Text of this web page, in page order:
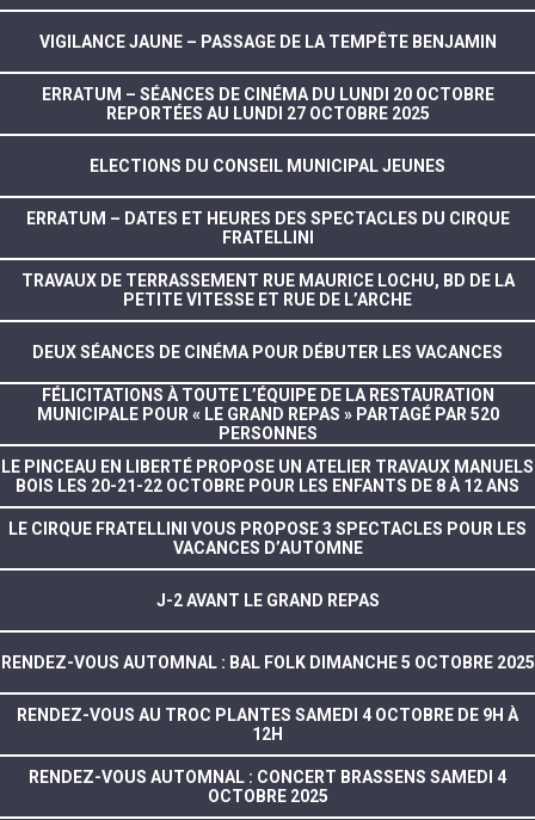
VIGILANCE JAUNE – PASSAGE DE LA TEMPÊTE BENJAMIN
ERRATUM – SÉANCES DE CINÉMA DU LUNDI 20 OCTOBRE
REPORTÉES AU LUNDI 27 OCTOBRE 2025
ELECTIONS DU CONSEIL MUNICIPAL JEUNES
ERRATUM – DATES ET HEURES DES SPECTACLES DU CIRQUE
FRATELLINI
TRAVAUX DE TERRASSEMENT RUE MAURICE LOCHU, BD DE LA
PETITE VITESSE ET RUE DE L’ARCHE
DEUX SÉANCES DE CINÉMA POUR DÉBUTER LES VACANCES
FÉLICITATIONS À TOUTE L’ÉQUIPE DE LA RESTAURATION
MUNICIPALE POUR « LE GRAND REPAS » PARTAGÉ PAR 520
PERSONNES
LE PINCEAU EN LIBERTÉ PROPOSE UN ATELIER TRAVAUX MANUELS
BOIS LES 20-21-22 OCTOBRE POUR LES ENFANTS DE 8 À 12 ANS
LE CIRQUE FRATELLINI VOUS PROPOSE 3 SPECTACLES POUR LES
VACANCES D’AUTOMNE
J-2 AVANT LE GRAND REPAS
RENDEZ-VOUS AUTOMNAL : BAL FOLK DIMANCHE 5 OCTOBRE 2025
RENDEZ-VOUS AU TROC PLANTES SAMEDI 4 OCTOBRE DE 9H À
12H
RENDEZ-VOUS AUTOMNAL : CONCERT BRASSENS SAMEDI 4
OCTOBRE 2025